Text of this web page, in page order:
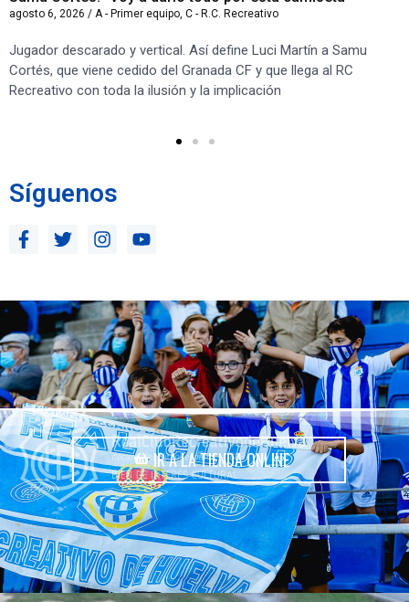
agosto 6, 2026 / A - Primer equipo, C - R.C. Recreativo
Jugador descarado y vertical. Así define Luci Martín a Samu
Cortés, que viene cedido del Granada CF y que llega al RC
Recreativo con toda la ilusión y la implicación
Síguenos
IR A LA TIENDA ONLINE